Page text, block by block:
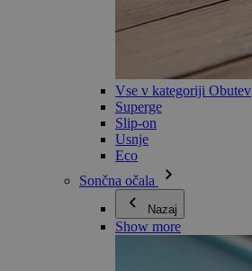
Vse v kategoriji Obutev
Superge
Slip-on
Usnje
Eco
Sončna očala
Nazaj
Show more